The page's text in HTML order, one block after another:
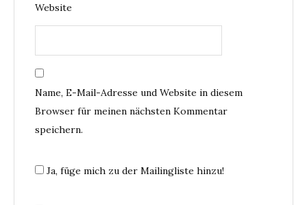
Website
Name, E-Mail-Adresse und Website in diesem
Browser für meinen nächsten Kommentar
speichern.
Ja, füge mich zu der Mailingliste hinzu!